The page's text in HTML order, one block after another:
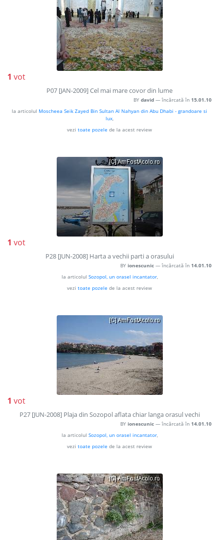
1 vot
P07 [JAN-2009] Cel mai mare covor din lume
BY david — încărcată în 15.01.10
la articolul Moscheea Seik Zayed Bin Sultan Al Nahyan din Abu Dhabi - grandoare si
lux,
vezi toate pozele de la acest review
1 vot
P28 [JUN-2008] Harta a vechii parti a orasului
BY ionescunic — încărcată în 14.01.10
la articolul Sozopol, un orasel incantator,
vezi toate pozele de la acest review
1 vot
P27 [JUN-2008] Plaja din Sozopol aflata chiar langa orasul vechi
BY ionescunic — încărcată în 14.01.10
la articolul Sozopol, un orasel incantator,
vezi toate pozele de la acest review